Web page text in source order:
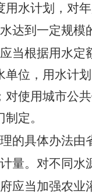
水计划，对年
到一定规模
当根据用水
单位，用水计
对使用城市公
定。
的具体办法由
。对不同水
应当加强农